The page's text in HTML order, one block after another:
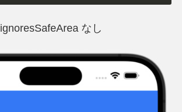
ignoresSafeArea なし